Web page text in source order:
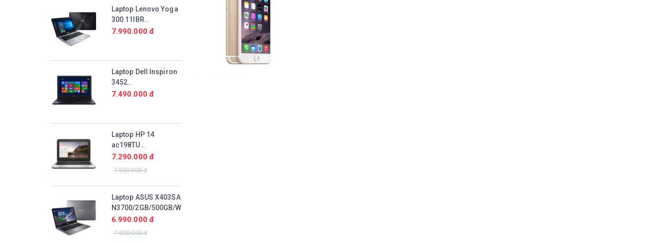
Laptop Lenovo Yoga
300 11IBR
N3710/4GB/32GB/Win10
7.990.000 đ
Laptop Dell Inspiron
3452
N3700/4GB/500GB/Win10
7.490.000 đ
Laptop HP 14
ac198TU
N3700/2GB/500GB/Win10
7.290.000 đ
7.500.000 đ
Laptop ASUS X403SA
N3700/2GB/500GB/Win10
6.990.000 đ
7.500.000 đ